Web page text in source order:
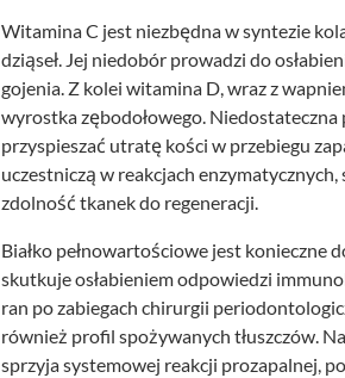
Witamina C jest niezbędna w syntezie
dziąseł. Jej niedobór prowadzi do
gojenia. Z kolei witamina D, wraz z
wyrostka zębodołowego.
przyspieszać utratę kości w przebiegu
uczestniczą w reakcjach
zdolność tkanek do regeneracji.
Białko pełnowartościowe jest
skutkuje osłabieniem odpowiedzi
ran po zabiegach chirurgii
również profil spożywanych tłuszczów.
sprzyja systemowej reakcji prozapalnej,